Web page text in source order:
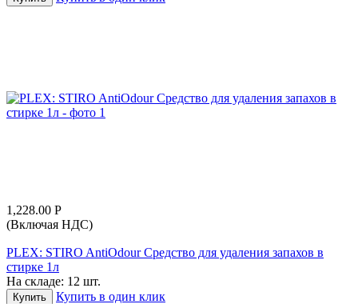
1,228.00 Р
(Включая НДС)
PLEX: STIRO AntiOdour Средство для удаления запахов в
стирке 1л
На складе: 12 шт.
Купить Купить в один клик